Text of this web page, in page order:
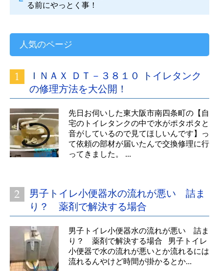
る前にやっとく事！
人気のページ
ＩＮＡＸ ＤＴ－３８１０ トイレタンク
の修理方法を大公開！
先日お伺いした東大阪市南四条町の【自
宅のトイレタンクの中で水がポタポタと
音がしているので見てほしいんです】っ
て依頼の部材が届いたんで交換修理に行
ってきました。 ...
男子トイレ小便器水の流れが悪い 詰ま
り？ 薬剤で解決する場合
男子トイレ小便器水の流れが悪い 詰ま
り？ 薬剤で解決する場合 男子トイレ
小便器で水の流れが悪いとか流れるには
流れるんやけど時間が掛かるとか...